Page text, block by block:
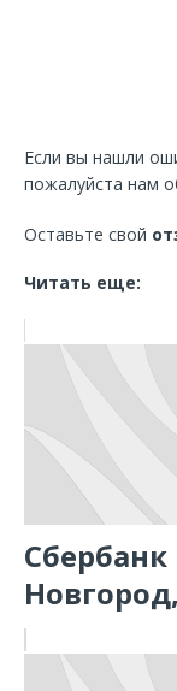
Если вы нашли
пожалуйста нам
Оставьте свой
Читать еще: